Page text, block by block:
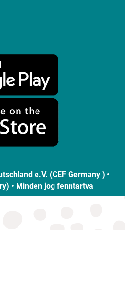
e.V. (CEF Germany ) •
• Minden jog fenntartva